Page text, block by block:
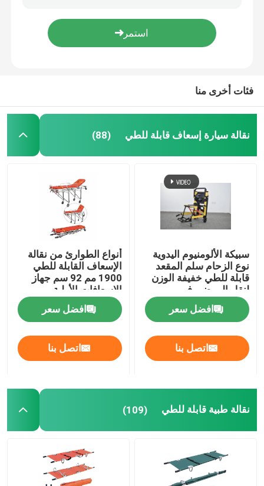
نقالة سيارة إسعاف قابلة للطي
كرسي نقالة درج
نقالة الإنقاذ في حالات الطوارئ
سرير مستشفى كهربائي
أسرة المستشفيات اليدوية
سرير الفحص الكهربائي
عربة نقل المرضى
نقالة الطوارئ المتنقلة
فئات أخرى منا
نقالة سيارة إسعاف قابلة للطي (88)
سبيكة الألومنيوم اليدوية
نوع الزحام سلم المقعد
قابلة للطي خفيفة الوزن
لنقل المرضى في
المستشفى
افضل سعر
اتصل بنا
أنواع الطوارئ من نقالة
الإسعاف القابلة للطي
1900 مم 92 سم جهاز
الإسعافات الأولية
افضل سعر
اتصل بنا
نقالة طبية قابلة للطي (109)